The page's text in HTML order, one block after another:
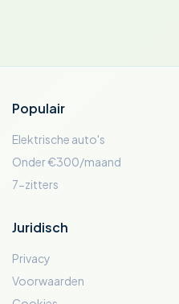
Populair
Elektrische auto's
Onder €300/maand
7-zitters
Juridisch
Privacy
Voorwaarden